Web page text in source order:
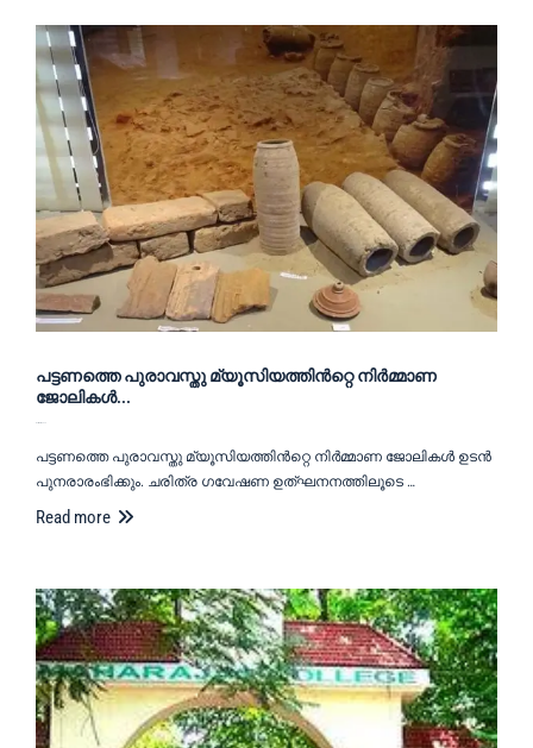
പട്ടണത്തെ പുരാവസ്തു മ്യൂസിയത്തിൻറ്റെ നിർമ്മാണ
ജോലികൾ...
പട്ടണത്തെ പുരാവസ്തു മ്യൂസിയത്തിൻറ്റെ നിർമ്മാണ ജോലികൾ ഉടൻ
പുനരാരംഭിക്കും. ചരിത്ര ഗവേഷണ ഉത്ഘനനത്തിലൂടെ …
Read more